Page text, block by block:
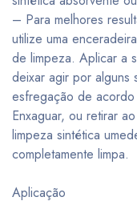
– Para melhores
utilize uma
de limpeza. Aplicar a
deixar agir por alguns
esfregação de
Enxaguar, ou retirar
limpeza sintética
completamente limpa.
Aplicação